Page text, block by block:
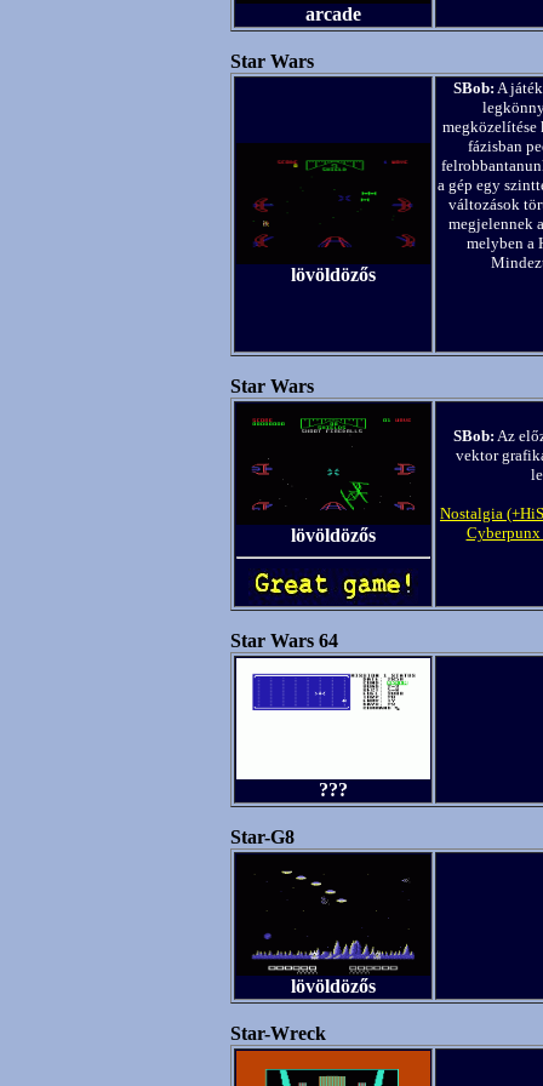
arcade
Star Wars
lövöldözős
SBob: A
megközelítése
fázisban
a gép egy
változások
megjelennek
melyben a
Star Wars
lövöldözős
SBob: Az
vektor
Nostalgia
Cyberpunx
Star Wars 64
???
Star-G8
lövöldözős
Star-Wreck